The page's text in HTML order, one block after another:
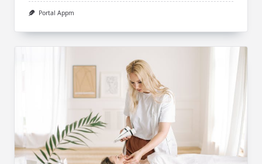
Portal Appm